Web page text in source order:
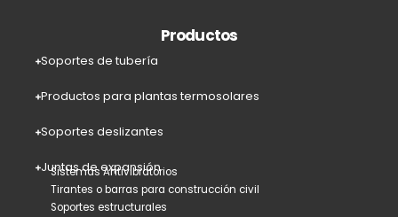
Productos
Soportes de tubería
Productos para plantas termosolares
Soportes deslizantes
Juntas de expansión
Sistemas Antivibratorios
Tirantes o barras para construcción civil
Soportes estructurales